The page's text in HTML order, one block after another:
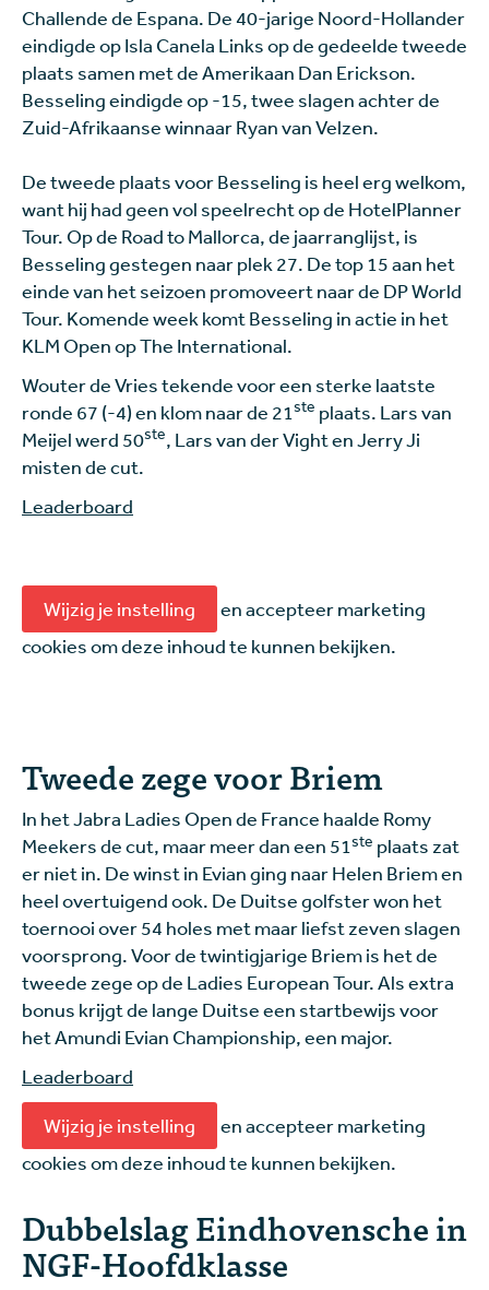
Challende de Espana. De 40-jarige Noord-Hollander
eindigde op Isla Canela Links op de gedeelde tweede
plaats samen met de Amerikaan Dan Erickson.
Besseling eindigde op -15, twee slagen achter de
Zuid-Afrikaanse winnaar Ryan van Velzen.
De tweede plaats voor Besseling is heel erg welkom,
want hij had geen vol speelrecht op de HotelPlanner
Tour. Op de Road to Mallorca, de jaarranglijst, is
Besseling gestegen naar plek 27. De top 15 aan het
einde van het seizoen promoveert naar de DP World
Tour. Komende week komt Besseling in actie in het
KLM Open op The International.
Wouter de Vries tekende voor een sterke laatste
ronde 67 (-4) en klom naar de 21ste plaats. Lars van
Meijel werd 50ste, Lars van der Vight en Jerry Ji
misten de cut.
Leaderboard
Wijzig je instelling
en accepteer marketing
cookies om deze inhoud te kunnen bekijken.
Tweede zege voor Briem
In het Jabra Ladies Open de France haalde Romy
Meekers de cut, maar meer dan een 51ste plaats zat
er niet in. De winst in Evian ging naar Helen Briem en
heel overtuigend ook. De Duitse golfster won het
toernooi over 54 holes met maar liefst zeven slagen
voorsprong. Voor de twintigjarige Briem is het de
tweede zege op de Ladies European Tour. Als extra
bonus krijgt de lange Duitse een startbewijs voor
het Amundi Evian Championship, een major.
Leaderboard
Wijzig je instelling
en accepteer marketing
cookies om deze inhoud te kunnen bekijken.
Dubbelslag Eindhovensche in
NGF-Hoofdklasse